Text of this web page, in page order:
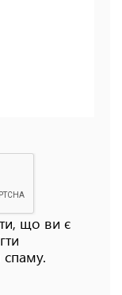
що ви є